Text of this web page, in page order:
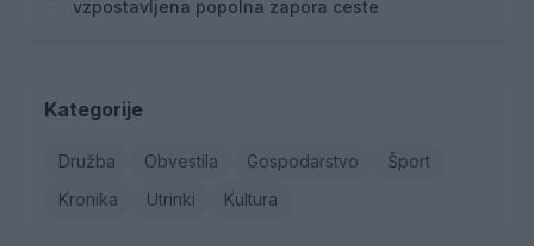
vzpostavljena popolna zapora ceste
Kategorije
Družba Obvestila Gospodarstvo
Šport
Kronika
Utrinki Kultura